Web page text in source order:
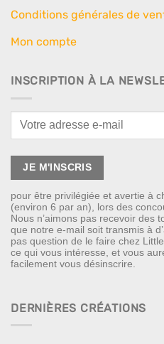
Conditions générales de
Mon compte
INSCRIPTION À LA
pour être privilégiée et avertie à
(environ 6 par an), lors des
Nous n’aimons pas recevoir des
que notre e-mail soit transmis à
pas question de le faire chez
ce qui vous intéresse, et vous
facilement vous désinscrire.
DERNIÈRES CRÉATIONS